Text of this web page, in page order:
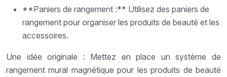
**Paniers de rangement :** Utilisez des paniers de
rangement pour organiser les produits de beauté et les
accessoires.
Une idée originale : Mettez en place un système de
rangement mural magnétique pour les produits de beauté